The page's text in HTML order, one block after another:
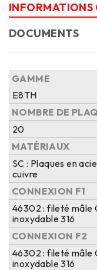
INFORMATIONS
DOCUMENTS
GAMME
E8TH
NOMBRE DE
20
MATÉRIAUX
SC : Plaques en
cuivre
CONNEXION F1
46302 : fileté mâle
inoxydable 316
CONNEXION F2
46302 : fileté mâle
inoxydable 316